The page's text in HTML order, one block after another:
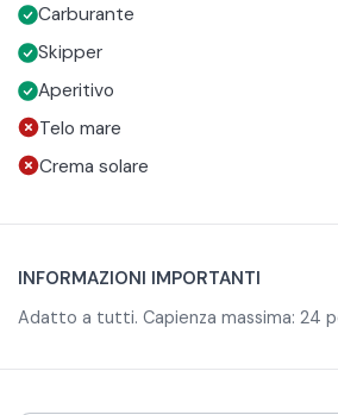
praticare lo snorkeling nelle acque
Mediterraneo.
Carburante
Skipper
Aperitivo
Telo mare
Crema solare
INFORMAZIONI IMPORTANTI
Adatto a tutti. Capienza massima: 24